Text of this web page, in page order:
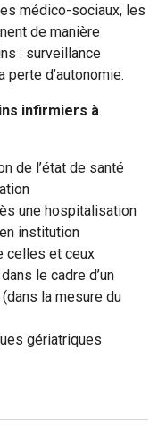
médico-sociaux, les
de manière
: surveillance
d’autonomie.
infirmiers à
de l’état de santé
une hospitalisation
institution
celles et ceux
le cadre d’un
la mesure du
gériatriques